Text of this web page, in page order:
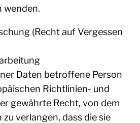
wenden.
(Recht auf Vergessen
Daten betroffene Person
Richtlinien- und
gewährte Recht, von dem
verlangen, dass die sie